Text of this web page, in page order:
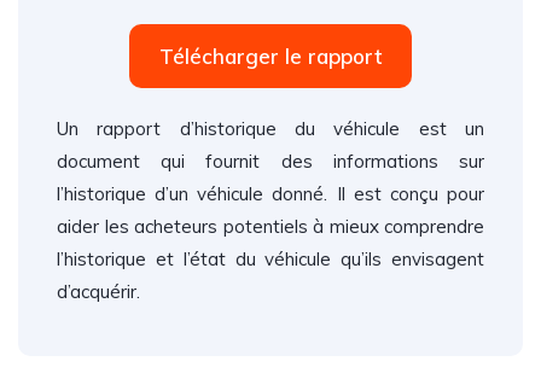
Télécharger le rapport
Un rapport d’historique du véhicule est un
document qui fournit des informations sur
l’historique d’un véhicule donné. Il est conçu pour
aider les acheteurs potentiels à mieux comprendre
l’historique et l’état du véhicule qu’ils envisagent
d’acquérir.